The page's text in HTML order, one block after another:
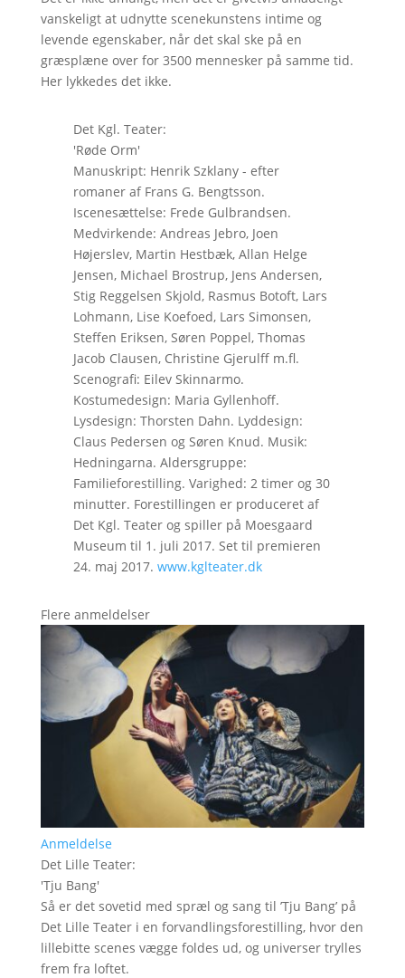
vanskeligt at udnytte scenekunstens intime og
levende egenskaber, når det skal ske på en
græsplæne over for 3500 mennesker på samme tid.
Her lykkedes det ikke.
Det Kgl. Teater:
'Røde Orm'
Manuskript: Henrik Szklany - efter
romaner af Frans G. Bengtsson.
Iscenesættelse: Frede Gulbrandsen.
Medvirkende: Andreas Jebro, Joen
Højerslev, Martin Hestbæk, Allan Helge
Jensen, Michael Brostrup, Jens Andersen,
Stig Reggelsen Skjold, Rasmus Botoft, Lars
Lohmann, Lise Koefoed, Lars Simonsen,
Steffen Eriksen, Søren Poppel, Thomas
Jacob Clausen, Christine Gjerulff m.fl.
Scenografi: Eilev Skinnarmo.
Kostumedesign: Maria Gyllenhoff.
Lysdesign: Thorsten Dahn. Lyddesign:
Claus Pedersen og Søren Knud. Musik:
Hedningarna. Aldersgruppe:
Familieforestilling. Varighed: 2 timer og 30
minutter. Forestillingen er produceret af
Det Kgl. Teater og spiller på Moesgaard
Museum til 1. juli 2017. Set til premieren
24. maj 2017. www.kglteater.dk
Flere anmeldelser
Anmeldelse
Det Lille Teater:
'Tju Bang'
Så er det sovetid med spræl og sang til ’Tju Bang’ på
Det Lille Teater i en forvandlingsforestilling, hvor den
lillebitte scenes vægge foldes ud, og universer trylles
frem fra loftet.